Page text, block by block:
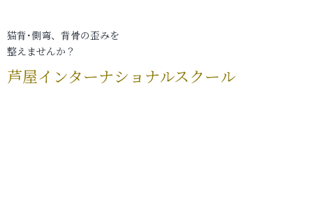
猫背･側弯、背骨の歪みを
整えませんか？
芦屋インターナショナルスクール